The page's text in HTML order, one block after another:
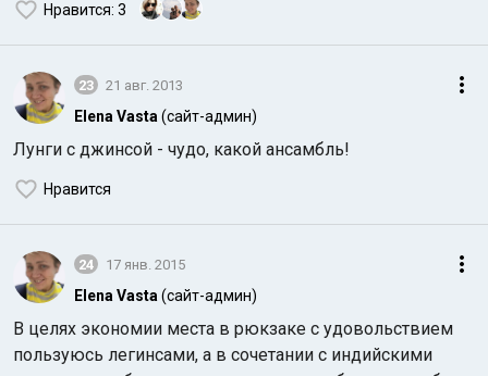
Нравится: 3
23 21 авг. 2013
Elena Vasta (сайт-админ)
Лунги с джинсой - чудо, какой ансамбль!
Нравится
24 17 янв. 2015
Elena Vasta (сайт-админ)
В целях экономии места в рюкзаке с удовольствием
пользуюсь легинсами, а в сочетании с индийскими